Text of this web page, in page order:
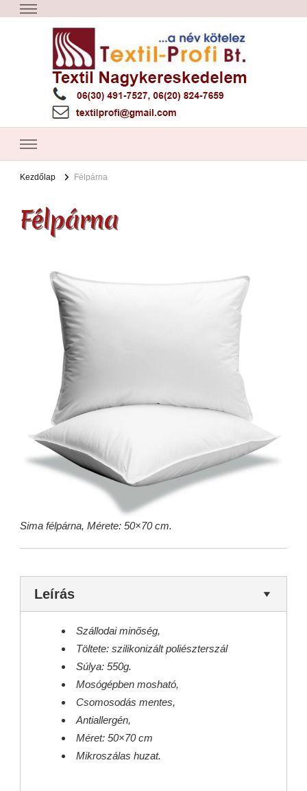
Textil Győr
Textil nagykereskedelem – Győr
Kezdőlap Félpárna
Félpárna
Sima félpárna, Mérete: 50×70 cm.
Leírás
Szállodai minőség,
Töltete: szilikonizált poliészterszál
Súlya: 550g.
Mosógépben mosható,
Csomosodás mentes,
Antiallergén,
Méret: 50×70 cm
Mikroszálas huzat.